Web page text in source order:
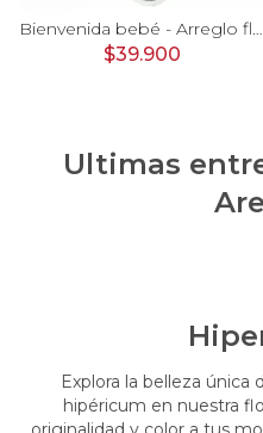
Bienvenida bebé - Arreglo floral con globos, rosas blanci, minirosas rosado, astromelias morado e hypericum
$39.900
Ultimas
Explora la belleza única
hipéricum en nuestra